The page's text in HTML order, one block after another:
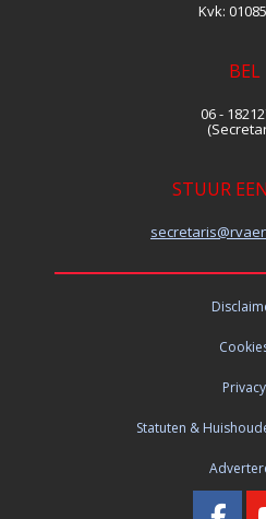
Kvk:
BEL
06 -
STUUR
siraterces
Privacy
Statuten &